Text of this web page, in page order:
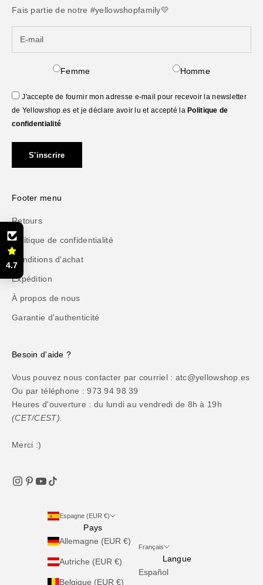
Fais partie de notre #yellowshopfamily💛
Femme Homme
J'accepte de fournir mon adresse e-mail pour recevoir la newsletter
de Yellowshop.es et je déclare avoir lu et accepté la Politique de
confidentialité
S'inscrire
Footer menu
Retours
Politique de confidentialité
Conditions d'achat
Expédition
À propos de nous
Garantie d'authenticité
Besoin d'aide ?
Vous pouvez nous contacter par courriel : atc@yellowshop.es
Ou par téléphone : 973 94 98 39
Heures d'ouverture : du lundi au vendredi de 8h à 19h
(CET/CEST).
Merci :)
Espagne (EUR €)
Pays
Allemagne (EUR €)
Autriche (EUR €)
Belgique (EUR €)
Français
Langue
Español
4.7